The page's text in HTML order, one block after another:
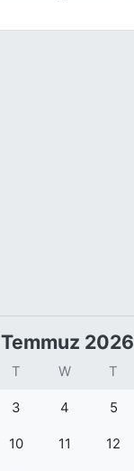
Temmuz 2026
T W T
3 4 5
10 11 12